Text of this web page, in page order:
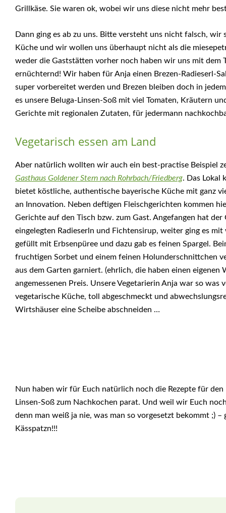
Grillkäse. Sie waren ok, wobei wir uns diese nicht mehr
Dann ging es ab zu uns. Bitte versteht uns nicht falsch,
Küche und wir wollen uns überhaupt nicht als die
weder die Gaststätten vorher noch haben wir uns mit dem
ernüchternd! Wir haben für Anja einen Brezen-Radieserl-
super vorbereitet werden und Brezen bleiben doch in
es unsere Beluga-Linsen-Soß mit viel Tomaten, Kräutern
Gerichte mit regionalen Zutaten, für jedermann
Vegetarisch essen am Land
Aber natürlich wollten wir auch ein best-practise Beispiel
Gasthaus Goldener Stern nach Rohrbach/Friedberg. Das Lokal
bietet köstliche, authentische bayerische Küche mit ganz
an Innovation. Neben deftigen Fleischgerichten kommen
Gerichte auf den Tisch bzw. zum Gast. Angefangen hat
eingelegten Radieserln und Fichtensirup, weiter ging es
gefüllt mit Erbsenpüree und dazu gab es feinen Spargel.
fruchtigen Sorbet und einem feinen Holunderschnittchen
aus dem Garten garniert. (ehrlich, die haben einen eigenen
angemessenen Preis. Unsere Vegetarierin Anja war so was
vegetarische Küche, toll abgeschmeckt und
Wirtshäuser eine Scheibe abschneiden …
Nun haben wir für Euch natürlich noch die Rezepte für
Linsen-Soß zum Nachkochen parat. Und weil wir Euch
denn man weiß ja nie, was man so vorgesetzt bekommt ;)
Kässpatzn!!!